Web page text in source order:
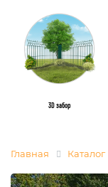
3D забор
Главная Каталог